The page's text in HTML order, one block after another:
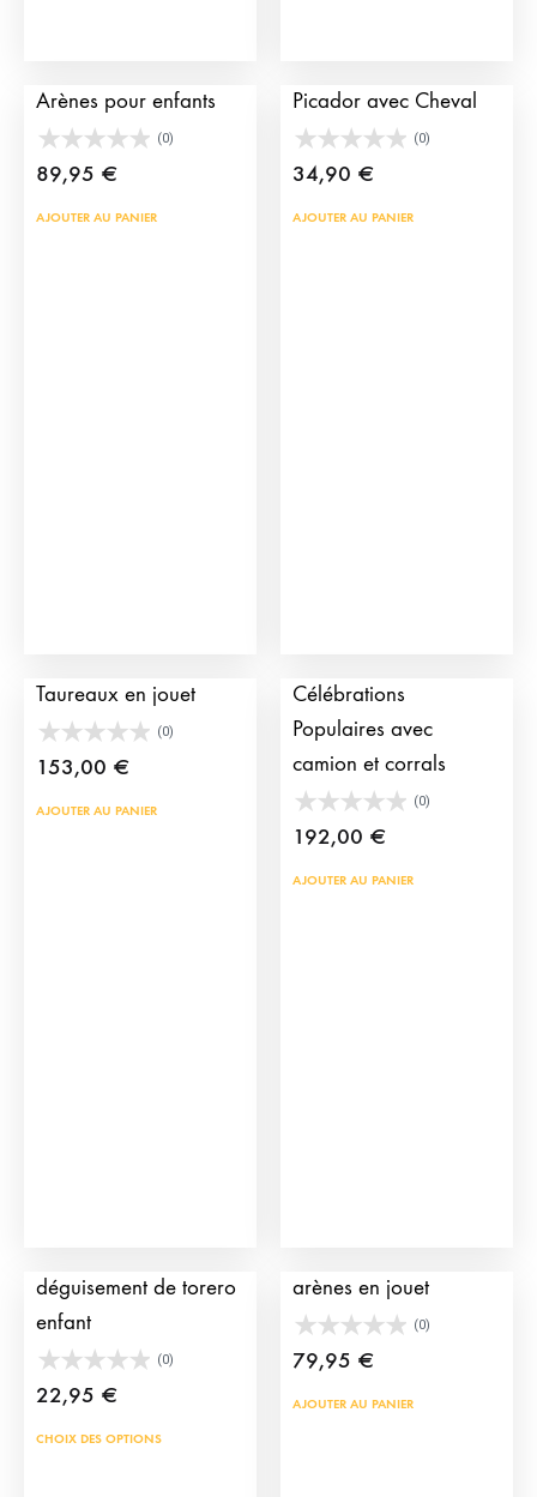
Arènes pour enfants
(0)
89,95 €
AJOUTER AU PANIER
Picador avec Cheval
(0)
34,90 €
AJOUTER AU PANIER
Taureaux en jouet
(0)
153,00 €
AJOUTER AU PANIER
Célébrations
Populaires avec
camion et corrals
(0)
192,00 €
AJOUTER AU PANIER
déguisement de torero
enfant
(0)
22,95 €
CHOIX DES OPTIONS
arènes en jouet
(0)
79,95 €
AJOUTER AU PANIER